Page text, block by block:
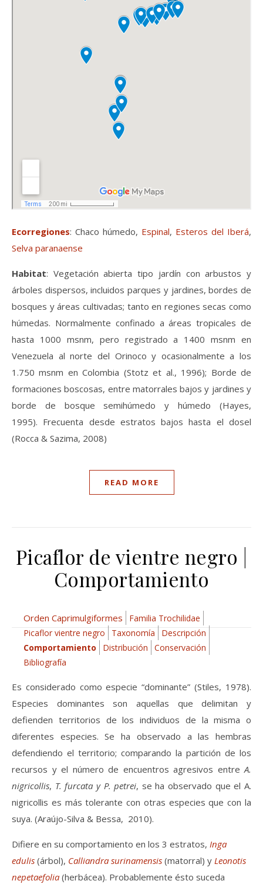
Ecorregiones: Chaco húmedo, Espinal, Esteros del Iberá,
Selva paranaense
Habitat: Vegetación abierta tipo jardín con arbustos y
árboles dispersos, incluidos parques y jardines, bordes de
bosques y áreas cultivadas; tanto en regiones secas como
húmedas. Normalmente confinado a áreas tropicales de
hasta 1000 msnm, pero registrado a 1400 msnm en
Venezuela al norte del Orinoco y ocasionalmente a los
1.750 msnm en Colombia (Stotz et al., 1996); Borde de
formaciones boscosas, entre matorrales bajos y jardines y
borde de bosque semihúmedo y húmedo (Hayes,
1995). Frecuenta desde estratos bajos hasta el dosel
(Rocca & Sazima, 2008)
READ MORE
Picaflor de vientre negro |
Comportamiento
Orden Caprimulgiformes
Familia Trochilidae
Picaflor vientre negro
Taxonomía
Descripción
Comportamiento
Distribución
Conservación
Bibliografía
Es considerado como especie “dominante” (Stiles, 1978).
Especies dominantes son aquellas que delimitan y
defienden territorios de los individuos de la misma o
diferentes especies. Se ha observado a las hembras
defendiendo el territorio; comparando la partición de los
recursos y el número de encuentros agresivos entreA.
nigricollis, T. furcata y P. petrei, se ha observado que el A.
nigricollis es más tolerante con otras especies que con la
suya. (Araújo-Silva & Bessa, 2010).
Difiere en su comportamiento en los 3 estratos, Inga
edulis (árbol), Calliandra surinamensis (matorral) y Leonotis
nepetaefolia (herbácea). Probablemente ésto suceda